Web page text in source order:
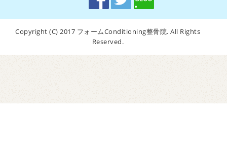
Copyright (C) 2017 フォームConditioning整骨院. All Rights
Reserved.